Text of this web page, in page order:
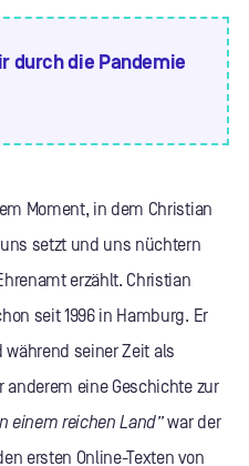
durch die Pandemie
Moment, in dem Christian
setzt und uns nüchtern
erzählt. Christian
seit 1996 in Hamburg. Er
seiner Zeit als
anderem eine Geschichte zur
einem reichen Land”war der
ersten Online-Texten von